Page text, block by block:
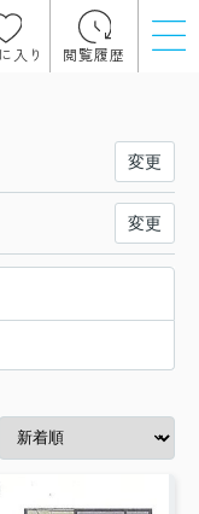
入り 閲覧履歴
変更
変更